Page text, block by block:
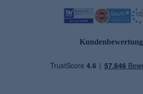
Kundenbewertung